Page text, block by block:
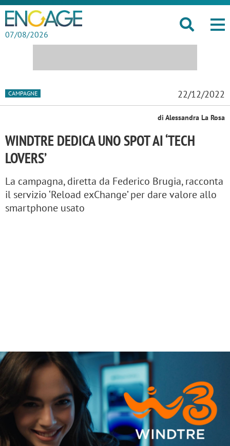
07/08/2026
CAMPAGNE 22/12/2022
di Alessandra La Rosa
WINDTRE DEDICA UNO SPOT AI ‘TECH
LOVERS’
La campagna, diretta da Federico Brugia, racconta
il servizio ‘Reload exChange’ per dare valore allo
smartphone usato